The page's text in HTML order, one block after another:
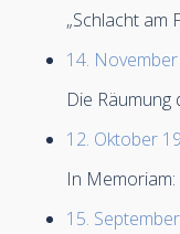
„Schlacht am
14.
Die
12. Oktober
In
15.